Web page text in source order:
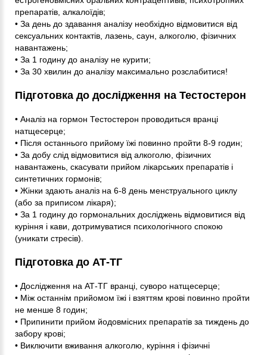
препаратів, алкалоїдів;
• За день до здавання аналізу необхідно відмовитися від
сексуальних контактів, лазень, саун, алкоголю, фізичних
навантажень;
• За 1 годину до аналізу не курити;
• За 30 хвилин до аналізу максимально розслабитися!
Підготовка до дослідження на Тестостерон
• Аналіз на гормон Тестостерон проводиться вранці
натщесерце;
• Після останнього прийому їжі повинно пройти 8-9 годин;
• За добу слід відмовитися від алкоголю, фізичних
навантажень, скасувати прийом лікарських препаратів і
синтетичних гормонів;
• Жінки здають аналіз на 6-8 день менструального циклу
(або за приписом лікаря);
• За 1 годину до гормональних досліджень відмовитися від
куріння і кави, дотримуватися психологічного спокою
(уникати стресів).
Підготовка до АТ-ТГ
• Дослідження на АТ-ТГ вранці, суворо натщесерце;
• Між останнім прийомом їжі і взяттям крові повинно пройти
не менше 8 годин;
• Припинити прийом йодовмісних препаратів за тиждень до
забору крові;
• Виключити вживання алкоголю, куріння і фізичні